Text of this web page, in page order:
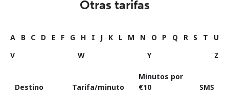
Otras tarifas
A B C D E F G H I J K L M N O P Q R S T
U
V
W Y Z
Destino Tarifa/minuto
Minutos por
⁦€10⁩
SMS